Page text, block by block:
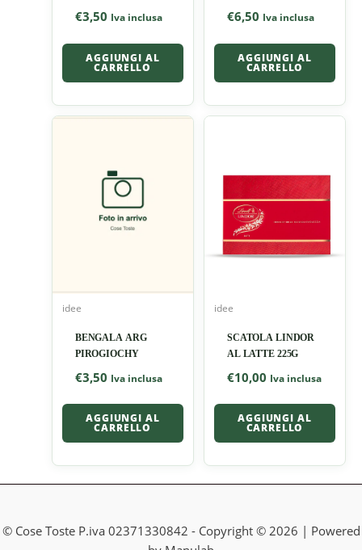
€3,50 Iva inclusa
AGGIUNGI AL
CARRELLO
€6,50 Iva inclusa
AGGIUNGI AL
CARRELLO
idee
BENGALA ARG
PIROGIOCHY
€3,50 Iva inclusa
AGGIUNGI AL
CARRELLO
idee
SCATOLA LINDOR
AL LATTE 225G
€10,00 Iva inclusa
AGGIUNGI AL
CARRELLO
© Cose Toste P.iva 02371330842 - Copyright © 2026 | Powered